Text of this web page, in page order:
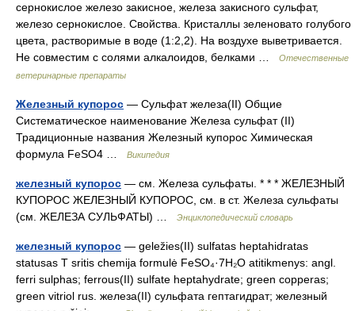
сернокислое железо закисное, железа закисного сульфат,
железо сернокислое. Свойства. Кристаллы зеленовато голубого
цвета, растворимые в воде (1:2,2). На воздухе выветривается.
Не совместим с солями алкалоидов, белками …
Отечественные
ветеринарные препараты
Железный купорос — Сульфат железа(II) Общие
Систематическое наименование Железа сульфат (II)
Традиционные названия Железный купорос Химическая
формула FeSO4 …
Википедия
железный купорос — см. Железа сульфаты. * * * ЖЕЛЕЗНЫЙ
КУПОРОС ЖЕЛЕЗНЫЙ КУПОРОС, см. в ст. Железа сульфаты
(см. ЖЕЛЕЗА СУЛЬФАТЫ) …
Энциклопедический словарь
железный купорос — geležies(II) sulfatas heptahidratas
statusas T sritis chemija formulė FeSO₄·7H₂O atitikmenys: angl.
ferri sulphas; ferrous(II) sulfate heptahydrate; green copperas;
green vitriol rus. железа(II) сульфата гептагидрат; железный